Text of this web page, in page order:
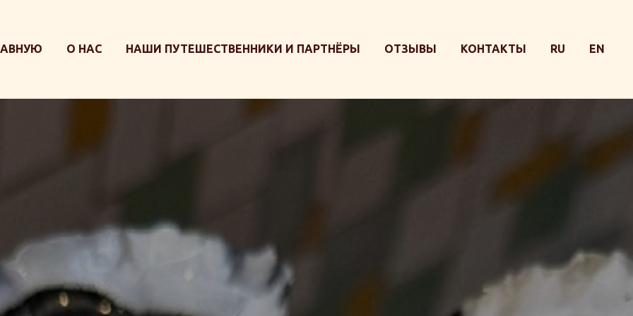
О НАС НАШИ ПУТЕШЕСТВЕННИКИ И ПАРТНЁРЫ ОТЗЫВЫ КОНТАКТЫ RU EN